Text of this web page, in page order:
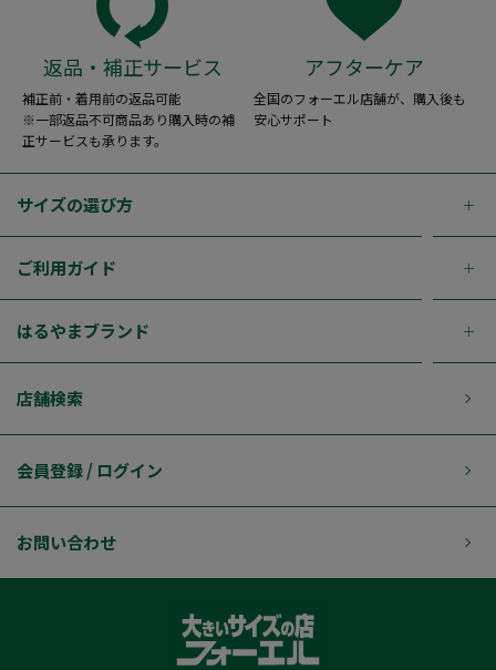
返品・補正サービス
補正前・着用前の返品可能
※一部返品不可商品あり購入時の補
正サービスも承ります。
アフターケア
全国のフォーエル店舗が、購入後も
安心サポート
サイズの選び方
ご利用ガイド
はるやまブランド
店舗検索
会員登録 / ログイン
お問い合わせ